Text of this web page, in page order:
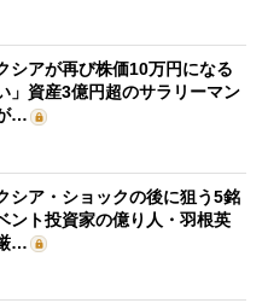
シアが再び株価10万円になる
」資産3億円超のサラリーマン
…
シア・ショックの後に狙う5銘
ント投資家の億り人・羽根英
…